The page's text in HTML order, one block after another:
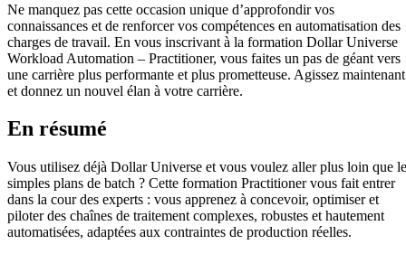
Ne manquez pas cette occasion unique d’approfondir vos
connaissances et de renforcer vos compétences en automatisation des
charges de travail. En vous inscrivant à la formation Dollar Universe
Workload Automation – Practitioner, vous faites un pas de géant vers
une carrière plus performante et plus prometteuse. Agissez maintenant
et donnez un nouvel élan à votre carrière.
En résumé
Vous utilisez déjà Dollar Universe et vous voulez aller plus loin que
simples plans de batch ? Cette formation Practitioner vous fait entrer
dans la cour des experts : vous apprenez à concevoir, optimiser et
piloter des chaînes de traitement complexes, robustes et hautement
automatisées, adaptées aux contraintes de production réelles.